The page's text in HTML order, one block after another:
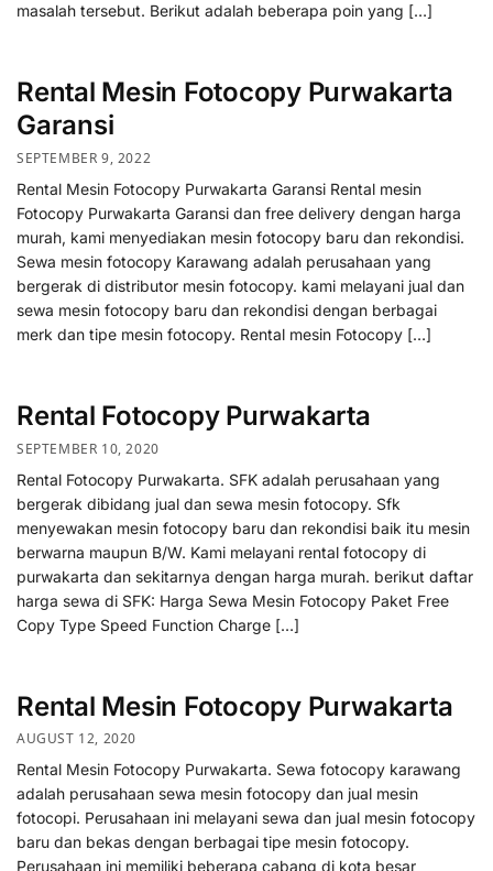
masalah tersebut. Berikut adalah beberapa poin yang […]
Rental Mesin Fotocopy Purwakarta
Garansi
SEPTEMBER 9, 2022
Rental Mesin Fotocopy Purwakarta Garansi Rental mesin
Fotocopy Purwakarta Garansi dan free delivery dengan harga
murah, kami menyediakan mesin fotocopy baru dan rekondisi.
Sewa mesin fotocopy Karawang adalah perusahaan yang
bergerak di distributor mesin fotocopy. kami melayani jual dan
sewa mesin fotocopy baru dan rekondisi dengan berbagai
merk dan tipe mesin fotocopy. Rental mesin Fotocopy […]
Rental Fotocopy Purwakarta
SEPTEMBER 10, 2020
Rental Fotocopy Purwakarta. SFK adalah perusahaan yang
bergerak dibidang jual dan sewa mesin fotocopy. Sfk
menyewakan mesin fotocopy baru dan rekondisi baik itu mesin
berwarna maupun B/W. Kami melayani rental fotocopy di
purwakarta dan sekitarnya dengan harga murah. berikut daftar
harga sewa di SFK: Harga Sewa Mesin Fotocopy Paket Free
Copy Type Speed Function Charge […]
Rental Mesin Fotocopy Purwakarta
AUGUST 12, 2020
Rental Mesin Fotocopy Purwakarta. Sewa fotocopy karawang
adalah perusahaan sewa mesin fotocopy dan jual mesin
fotocopi. Perusahaan ini melayani sewa dan jual mesin fotocopy
baru dan bekas dengan berbagai tipe mesin fotocopy.
Perusahaan ini memiliki beberapa cabang di kota besar